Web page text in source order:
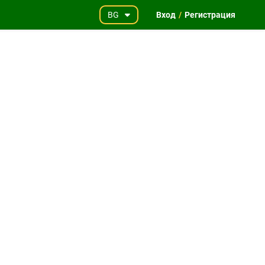
BG Вход / Регистрация